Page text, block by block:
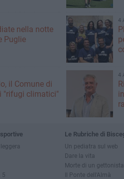
nella notte
Puglie
4
il Comune di
"rifugi climatici"
4
5
Le Rubriche di
Un pediatra sul web
Dare la vita
Morte di un gettonista
Il Ponte dell'Almà